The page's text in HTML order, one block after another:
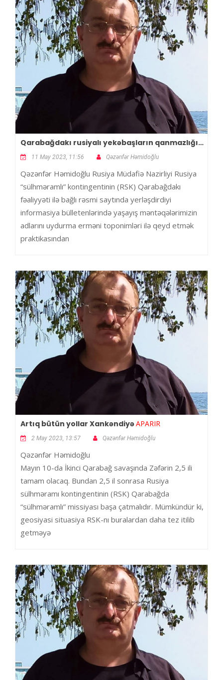
Qarabağdakı rusiyalı yekəbaşların qanmazlığı…
11 May 2023, 11:56 Qəzənfər Həmidoğlu
Qəzənfər Həmidoğlu Rusiya Müdafiə Nazirliyi Rusiya
“sülhməramlı” kontingentinin (RSK) Qarabağdakı
fəaliyyəti ilə bağlı rəsmi saytında yerləşdirdiyi
informasiya bülletenlərində yaşayış məntəqələrimizin
adlarını uydurma erməni toponimləri ilə qeyd etmək
praktikasından
Artıq bütün yollar XankəndiyəAPARIR
2 May 2023, 13:57 Qəzənfər Həmidoğlu
Qəzənfər Həmidoğlu
Mayın 10-da İkinci Qarabağ savaşında Zəfərin 2,5 ili
tamam olacaq. Bundan 2,5 il sonrasa Rusiya
sülhməramı kontingentinin (RSK) Qarabağda
“sülhməramlı” missiyası başa çatmalıdır. Mümkündür ki,
geosiyasi situasiya RSK-nı buralardan daha tez itilib
getməyə